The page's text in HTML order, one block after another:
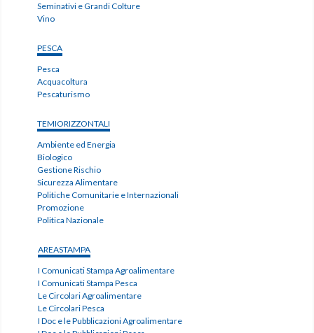
Seminativi e Grandi Colture
Vino
PESCA
Pesca
Acquacoltura
Pescaturismo
TEMIORIZZONTALI
Ambiente ed Energia
Biologico
Gestione Rischio
Sicurezza Alimentare
Politiche Comunitarie e Internazionali
Promozione
Politica Nazionale
AREASTAMPA
I Comunicati Stampa Agroalimentare
I Comunicati Stampa Pesca
Le Circolari Agroalimentare
Le Circolari Pesca
I Doc e le Pubblicazioni Agroalimentare